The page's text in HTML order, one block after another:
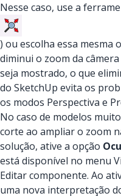
Nesse caso, use a
) ou escolha essa mesma
diminui o zoom da
seja mostrado, o que
do SketchUp evita os
os modos Perspectiva e
No caso de modelos
corte ao ampliar o zoom
solução, ative a opção
está disponível no menu
Editar componente. Ao
uma nova interpretação